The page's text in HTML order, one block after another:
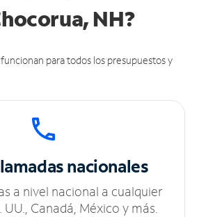
NH?
para todos los presupuestos y
nacionales
a nivel nacional a cualquier
UU., Canadá, México y más.